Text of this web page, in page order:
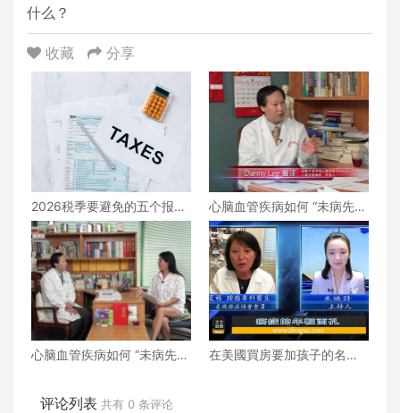
什么？
收藏 分享
2026税季要避免的五个报税
错误
心脑血管疾病如何 “未病先
防、既病防变” ？下
心脑血管疾病如何 “未病先
在美國買房要加孩子的名字
评论列表 共有 0 条评论